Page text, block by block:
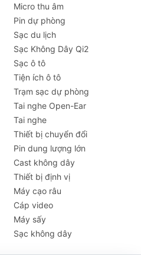
Cho thuê
Micro thu âm
Pin dự phòng
Sạc du lịch
Sạc Không Dây Qi2
Sạc ô tô
Tiện ích ô tô
Trạm sạc dự phòng
Tai nghe Open-Ear
Tai nghe
Thiết bị chuyển đổi
Pin dung lượng lớn
Cast không dây
Thiết bị định vị
Máy cạo râu
Cáp video
Máy sấy
Sạc không dây